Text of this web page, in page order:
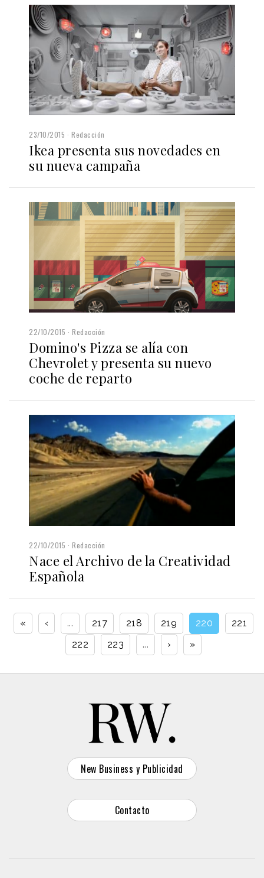
23/10/2015 Redacción
Ikea presenta sus novedades en
su nueva campaña
22/10/2015 Redacción
Domino's Pizza se alía con
Chevrolet y presenta su nuevo
coche de reparto
22/10/2015 Redacción
Nace el Archivo de la Creatividad
Española
« ‹ ... 217 218 219 220
221
222
223 ... › »
New Business y Publicidad
Contacto